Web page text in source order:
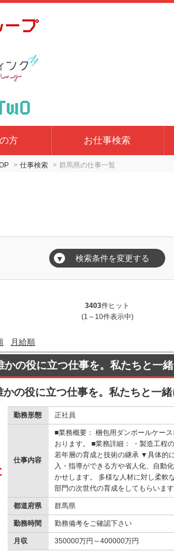
方 お仕事検索
仕事検索 群馬県の仕事一覧
▼ 検索条件を変更する
3403件ヒット
(1～10件表示中)
月給順
の役に立つ仕事を。私たちと一
の役に立つ仕事を。私たちと一
勤務形態 正社員
仕事内容
■業務概要： 梱包用ダンボールケー
おります。 ■業務詳細： ・製造工程
若年層の育成と技術の継承 ▼具体的
入・指導ができる方や省人化、自動
かせします。 多様な人材に対し柔軟
部門の次世代の育成をしてもらいます
都道府県 群馬県
勤務時間 勤務備考をご確認下さい
月収 350000万円～400000万円